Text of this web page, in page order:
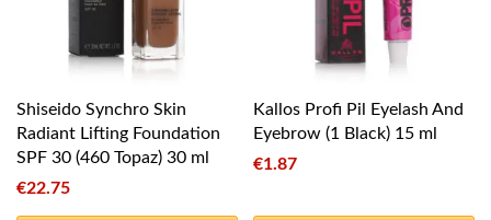
Shiseido Synchro Skin
Radiant Lifting Foundation
SPF 30 (460 Topaz) 30 ml
€22.75
Kallos Profi Pil Eyelash And
Eyebrow (1 Black) 15 ml
€1.87